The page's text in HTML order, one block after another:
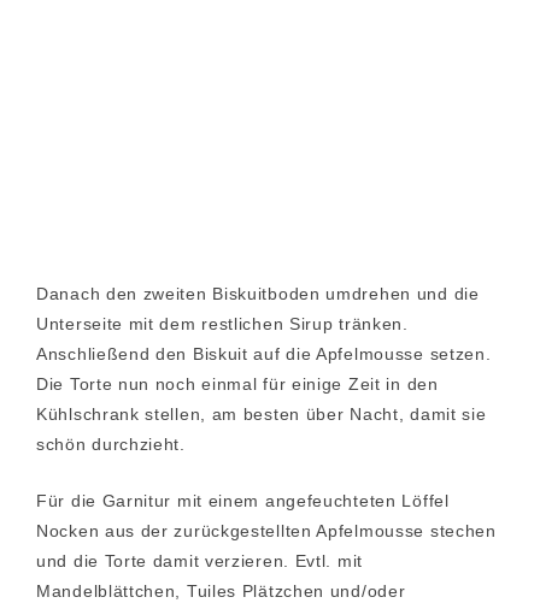
Danach den zweiten Biskuitboden umdrehen und die
Unterseite mit dem restlichen Sirup tränken.
Anschließend den Biskuit auf die Apfelmousse setzen.
Die Torte nun noch einmal für einige Zeit in den
Kühlschrank stellen, am besten über Nacht, damit sie
schön durchzieht.
Für die Garnitur mit einem angefeuchteten Löffel
Nocken aus der zurückgestellten Apfelmousse stechen
und die Torte damit verzieren. Evtl. mit
Mandelblättchen, Tuiles Plätzchen und/oder